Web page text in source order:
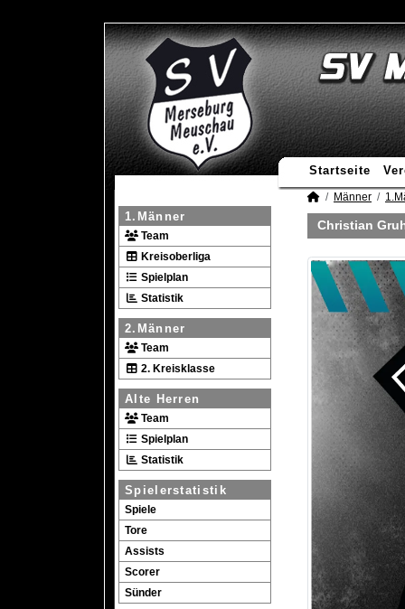
Startseite
1.Männer
Team
Kreisoberliga
Spielplan
Statistik
2.Männer
Team
2. Kreisklasse
Alte Herren
Team
Spielplan
Statistik
Spielerstatistik
Spiele
Tore
Assists
Scorer
Sünder
Männer
Christian